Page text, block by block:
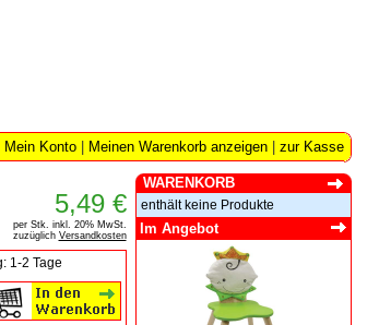
Mein Konto| Meinen Warenkorb anzeigen| zur Kasse
5,49 €
per Stk. inkl. 20% MwSt.
zuzüglich Versandkosten
1-2 Tage
WARENKORB
enthält keine Produkte
Im Angebot